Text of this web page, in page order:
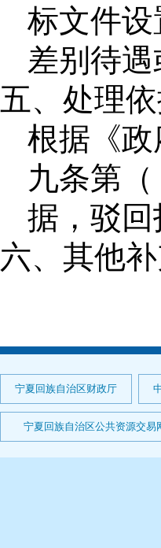
标文件
差别待
五、处理
根据《
九条第
据，驳回
六、其他
宁夏回族自治区财政厅
宁夏回族自治区公共资源交易